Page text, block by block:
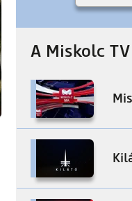
A Miskolc